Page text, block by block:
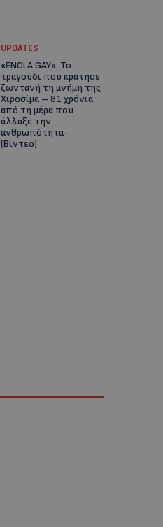
UPDATES
«ENOLA GAY»: Το
τραγούδι που κράτησε
ζωντανή τη μνήμη της
Χιροσίμα – 81 χρόνια
από τη μέρα που
άλλαξε την
ανθρωπότητα-
(Bίντεο)